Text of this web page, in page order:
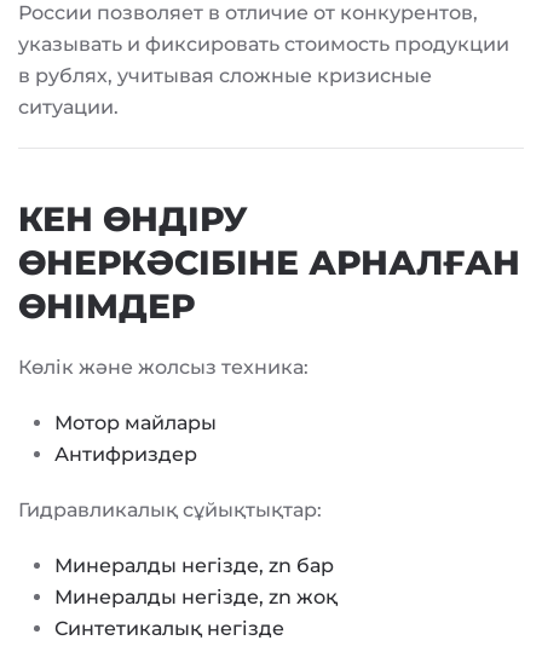
России позволяет в отличие от конкурентов,
указывать и фиксировать стоимость продукции
в рублях, учитывая сложные кризисные
ситуации.
КЕН ӨНДІРУ
ӨНЕРКӘСІБІНЕ АРНАЛҒАН
ӨНІМДЕР
Көлік және жолсыз техника:
Мотор майлары
Антифриздер
Гидравликалық сұйықтықтар:
Минералды негізде, zn бар
Минералды негізде, zn жоқ
Синтетикалық негізде